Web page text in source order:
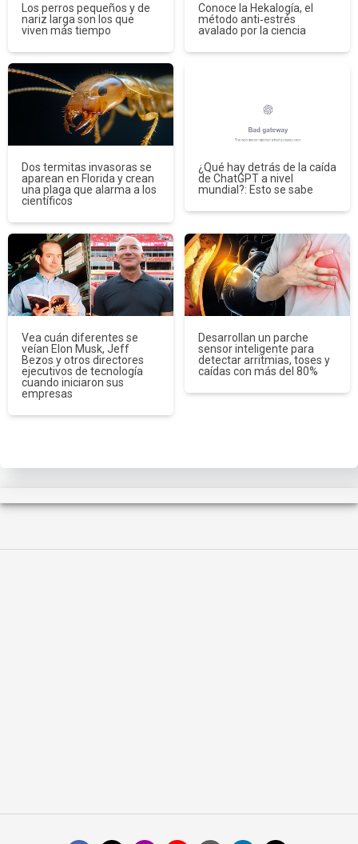
Los perros pequeños y de
nariz larga son los que
viven más tiempo
Conoce la Hekalogía, el
método anti‑estrés
avalado por la ciencia
Dos termitas invasoras se
aparean en Florida y crean
una plaga que alarma a los
científicos
¿Qué hay detrás de la caída
de ChatGPT a nivel
mundial?: Esto se sabe
Vea cuán diferentes se
veían Elon Musk, Jeff
Bezos y otros directores
ejecutivos de tecnología
cuando iniciaron sus
empresas
Desarrollan un parche
sensor inteligente para
detectar arritmias, toses y
caídas con más del 80%